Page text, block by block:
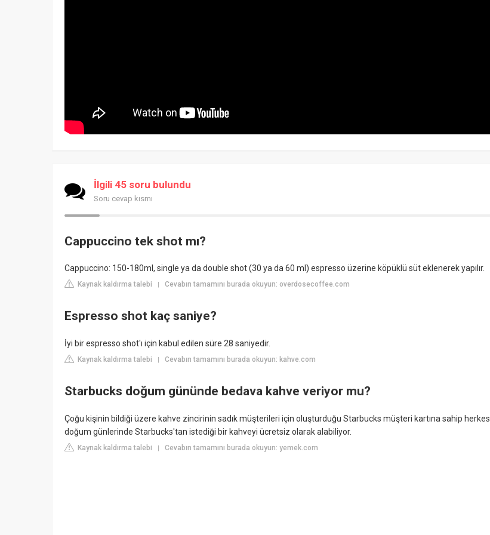
İlgili 45 soru bulundu
Soru cevap kısmı
Cappuccino tek shot mı?
Cappuccino: 150-180ml, single ya da double shot (30 ya da 60 ml) espresso üzerine köpüklü süt eklenerek yapılır.
Kaynak kaldırma talebi | Cevabın tamamını burada okuyun: overdosecoffee.com
Espresso shot kaç saniye?
İyi bir espresso shot'ı için kabul edilen süre 28 saniyedir.
Kaynak kaldırma talebi | Cevabın tamamını burada okuyun: kahve.com
Starbucks doğum gününde bedava kahve veriyor mu?
Çoğu kişinin bildiği üzere kahve zincirinin sadık müşterileri için oluşturduğu Starbucks müşteri kartına sahip herkes
doğum günlerinde Starbucks'tan istediği bir kahveyi ücretsiz olarak alabiliyor.
Kaynak kaldırma talebi | Cevabın tamamını burada okuyun: yemek.com